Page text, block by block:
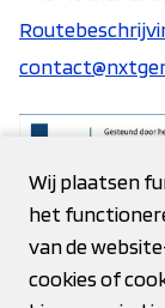
Contact
Privacy verklaring
Wij plaatsen
het
van de
cookies of